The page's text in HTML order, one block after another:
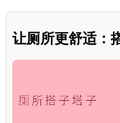
让厕所更舒适：